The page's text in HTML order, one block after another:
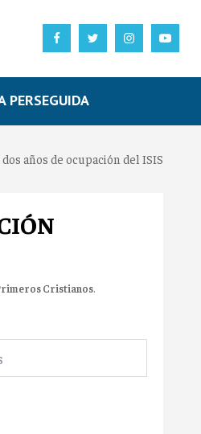
PERSEGUIDA
años de ocupación del ISIS
Cristianos.